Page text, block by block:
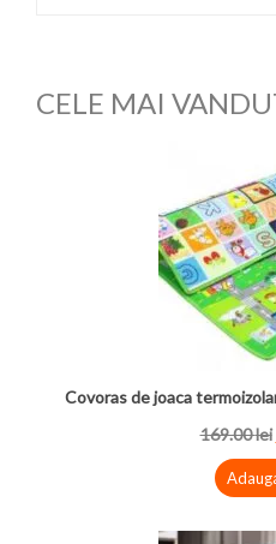
CELE MAI
Covoras de joaca
169.00lei